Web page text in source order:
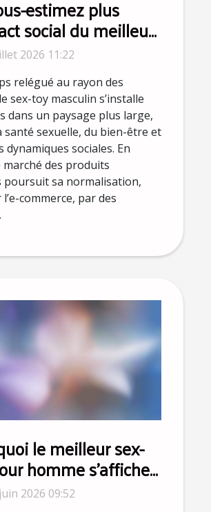
estimez plus
social du meilleur
pour homme
2026 11:22
relégué au rayon des
sex-toy masculin s’installe
dans un paysage plus large,
santé sexuelle, du bien-être et
dynamiques sociales. En
marché des produits
poursuit sa normalisation,
commerce, par des
le meilleur sex-
homme s’affiche
sur Instagram ?
2026 09:52